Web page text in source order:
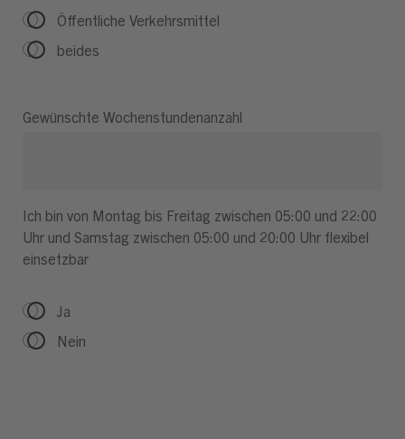
Öffentliche Verkehrsmittel
beides
Gewünschte Wochenstundenanzahl
Ich bin von Montag bis Freitag zwischen 05:00 und 22:00
Uhr und Samstag zwischen 05:00 und 20:00 Uhr flexibel
einsetzbar
Ja
Nein